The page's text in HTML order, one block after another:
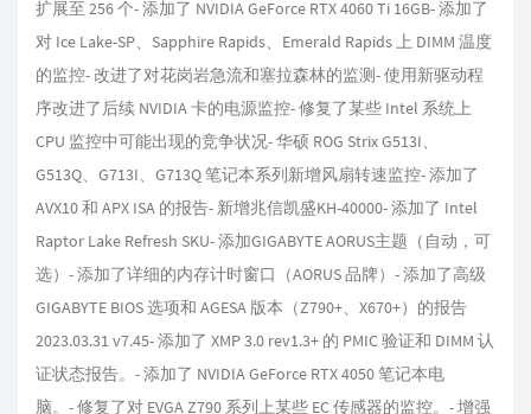
扩展至 256 个- 添加了 NVIDIA GeForce RTX 4060 Ti 16GB- 添加了
对 Ice Lake-SP、Sapphire Rapids、Emerald Rapids 上 DIMM 温度
的监控- 改进了对花岗岩急流和塞拉森林的监测- 使用新驱动程
序改进了后续 NVIDIA 卡的电源监控- 修复了某些 Intel 系统上
CPU 监控中可能出现的竞争状况- 华硕 ROG Strix G513I、
G513Q、G713I、G713Q 笔记本系列新增风扇转速监控- 添加了
AVX10 和 APX ISA 的报告- 新增兆信凯盛KH-40000- 添加了 Intel
Raptor Lake Refresh SKU- 添加GIGABYTE AORUS主题（自动，可
选）- 添加了详细的内存计时窗口（AORUS 品牌）- 添加了高级
GIGABYTE BIOS 选项和 AGESA 版本（Z790+、X670+）的报告
2023.03.31 v7.45- 添加了 XMP 3.0 rev1.3+ 的 PMIC 验证和 DIMM 认
证状态报告。- 添加了 NVIDIA GeForce RTX 4050 笔记本电
脑。- 修复了对 EVGA Z790 系列上某些 EC 传感器的监控。- 增强